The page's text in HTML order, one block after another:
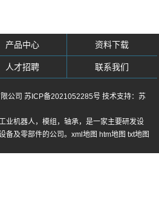
产品中心 资料下载
人才招聘 联系我们
公司 苏ICP备2021052285号 技术支持： 苏
业机器人， 模组 ， 轴承，是一家主要研发设
备及零部件的公司。 xml地图 htm地图 txt地图